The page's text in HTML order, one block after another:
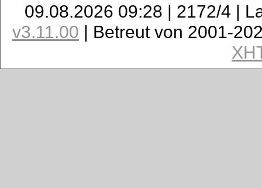
09.08.2026 09:28 | 2172/4 |
v3.11.00 | Betreut von 2001-